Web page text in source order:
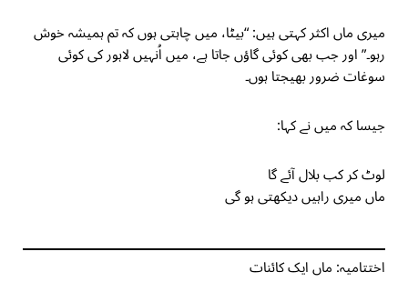
میری ماں اکثر کہتی ہیں: “بیٹا، میں چاہتی ہوں کہ تم ہمیشہ خوش
رہو۔” اور جب بھی کوئی گاؤں جاتا ہے، میں اُنہیں لاہور کی کوئی
سوغات ضرور بھیجتا ہوں۔
جیسا کہ میں نے کہا:
لوٹ کر کب بلال آئے گا
ماں میری راہیں دیکھتی ہو گی
اختتامیہ: ماں ایک کائنات